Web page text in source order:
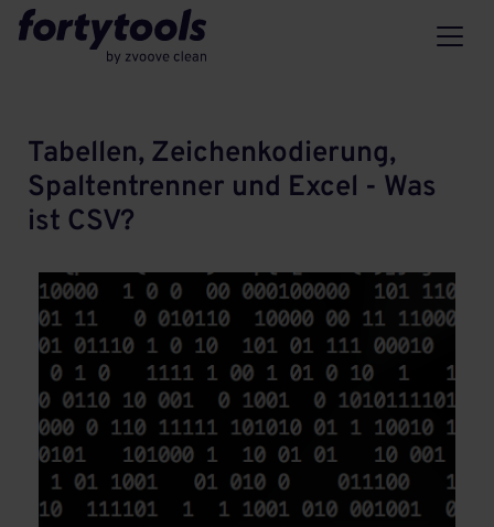
Tabellen, Zeichenkodierung,
Spaltentrenner und Excel - Was
ist CSV?